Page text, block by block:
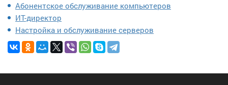
Абонентское обслуживание компьютеров
ИТ-директор
Настройка и обслуживание серверов